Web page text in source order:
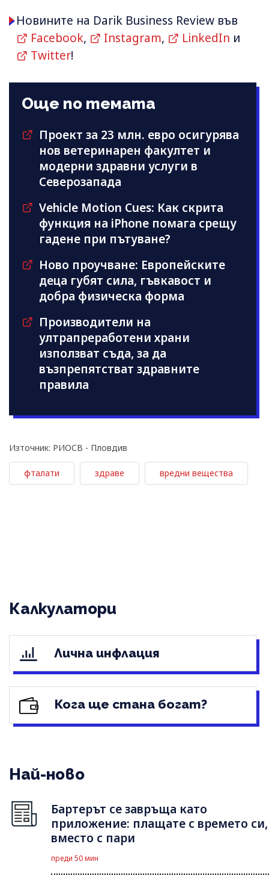
Новините на Darik Business Review във
Facebook, Instagram, LinkedIn и
Twitter!
Още по темата
Проект за 23 млн. евро осигурява
нов ветеринарен факултет и
модерни здравни услуги в
Северозапада
Vehicle Motion Cues: Как скрита
функция на iPhone помага срещу
гадене при пътуване?
Ново проучване: Европейските
деца губят сила, гъвкавост и
добра физическа форма
Производители на
ултрапреработени храни
използват съдa, за да
възпрепятстват здравните
правила
Източник: РИОСВ - Пловдив
фталати здраве вредни вещества
Калкулатори
Лична инфлация
Кога ще стана богат?
Най-ново
Бартерът се завръща като
приложение: плащате с времето си,
вместо с пари
преди 50 мин